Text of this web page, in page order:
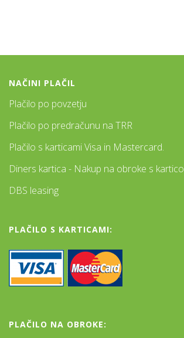
NAČINI PLAČIL
Plačilo po povzetju
Plačilo po predračunu na TRR
Plačilo s karticami Visa in Mastercard.
Diners kartica - Nakup na obroke s
DBS leasing
PLAČILO S KARTICAMI:
PLAČILO NA OBROKE: